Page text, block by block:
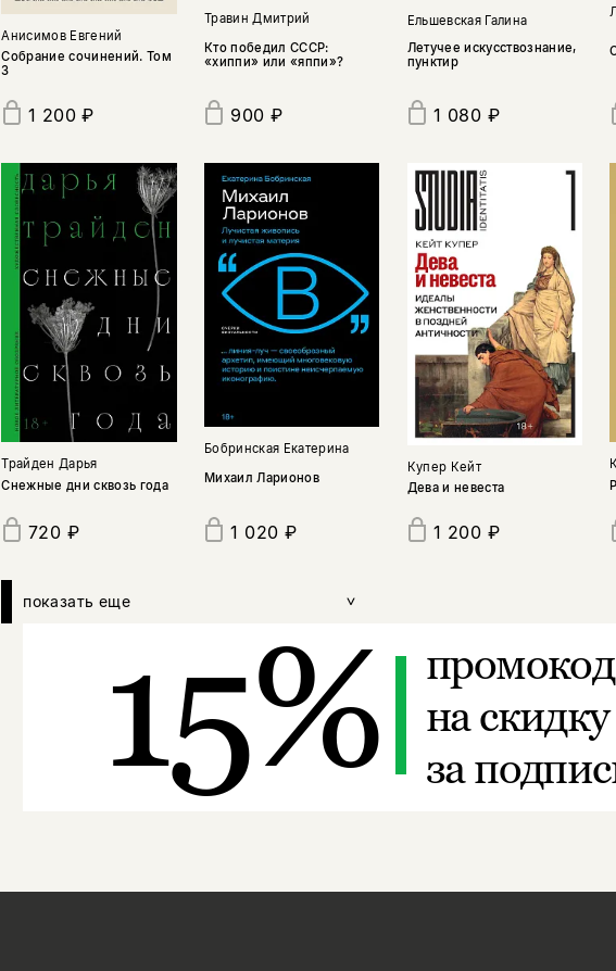
Анисимов Евгений
Собрание сочинений. Том
3
1 200 ₽
Травин Дмитрий
Кто победил СССР:
«хиппи» или «яппи»?
900 ₽
Ельшевская Галина
Летучее искусствознание,
пунктир
1 080 ₽
Трайден Дарья
Снежные дни сквозь года
720 ₽
Бобринская Екатерина
Михаил Ларионов
1 020 ₽
Купер Кейт
Дева и невеста
1 200 ₽
показать еще >
15%
промокод
на скидку
за